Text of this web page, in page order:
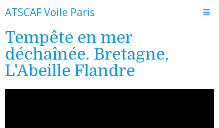
ATSCAF Voile Paris
Accueil
Le club
Adhésion et fonctionnement
Tempête en mer
déchaînée. Bretagne,
L'Abeille Flandre